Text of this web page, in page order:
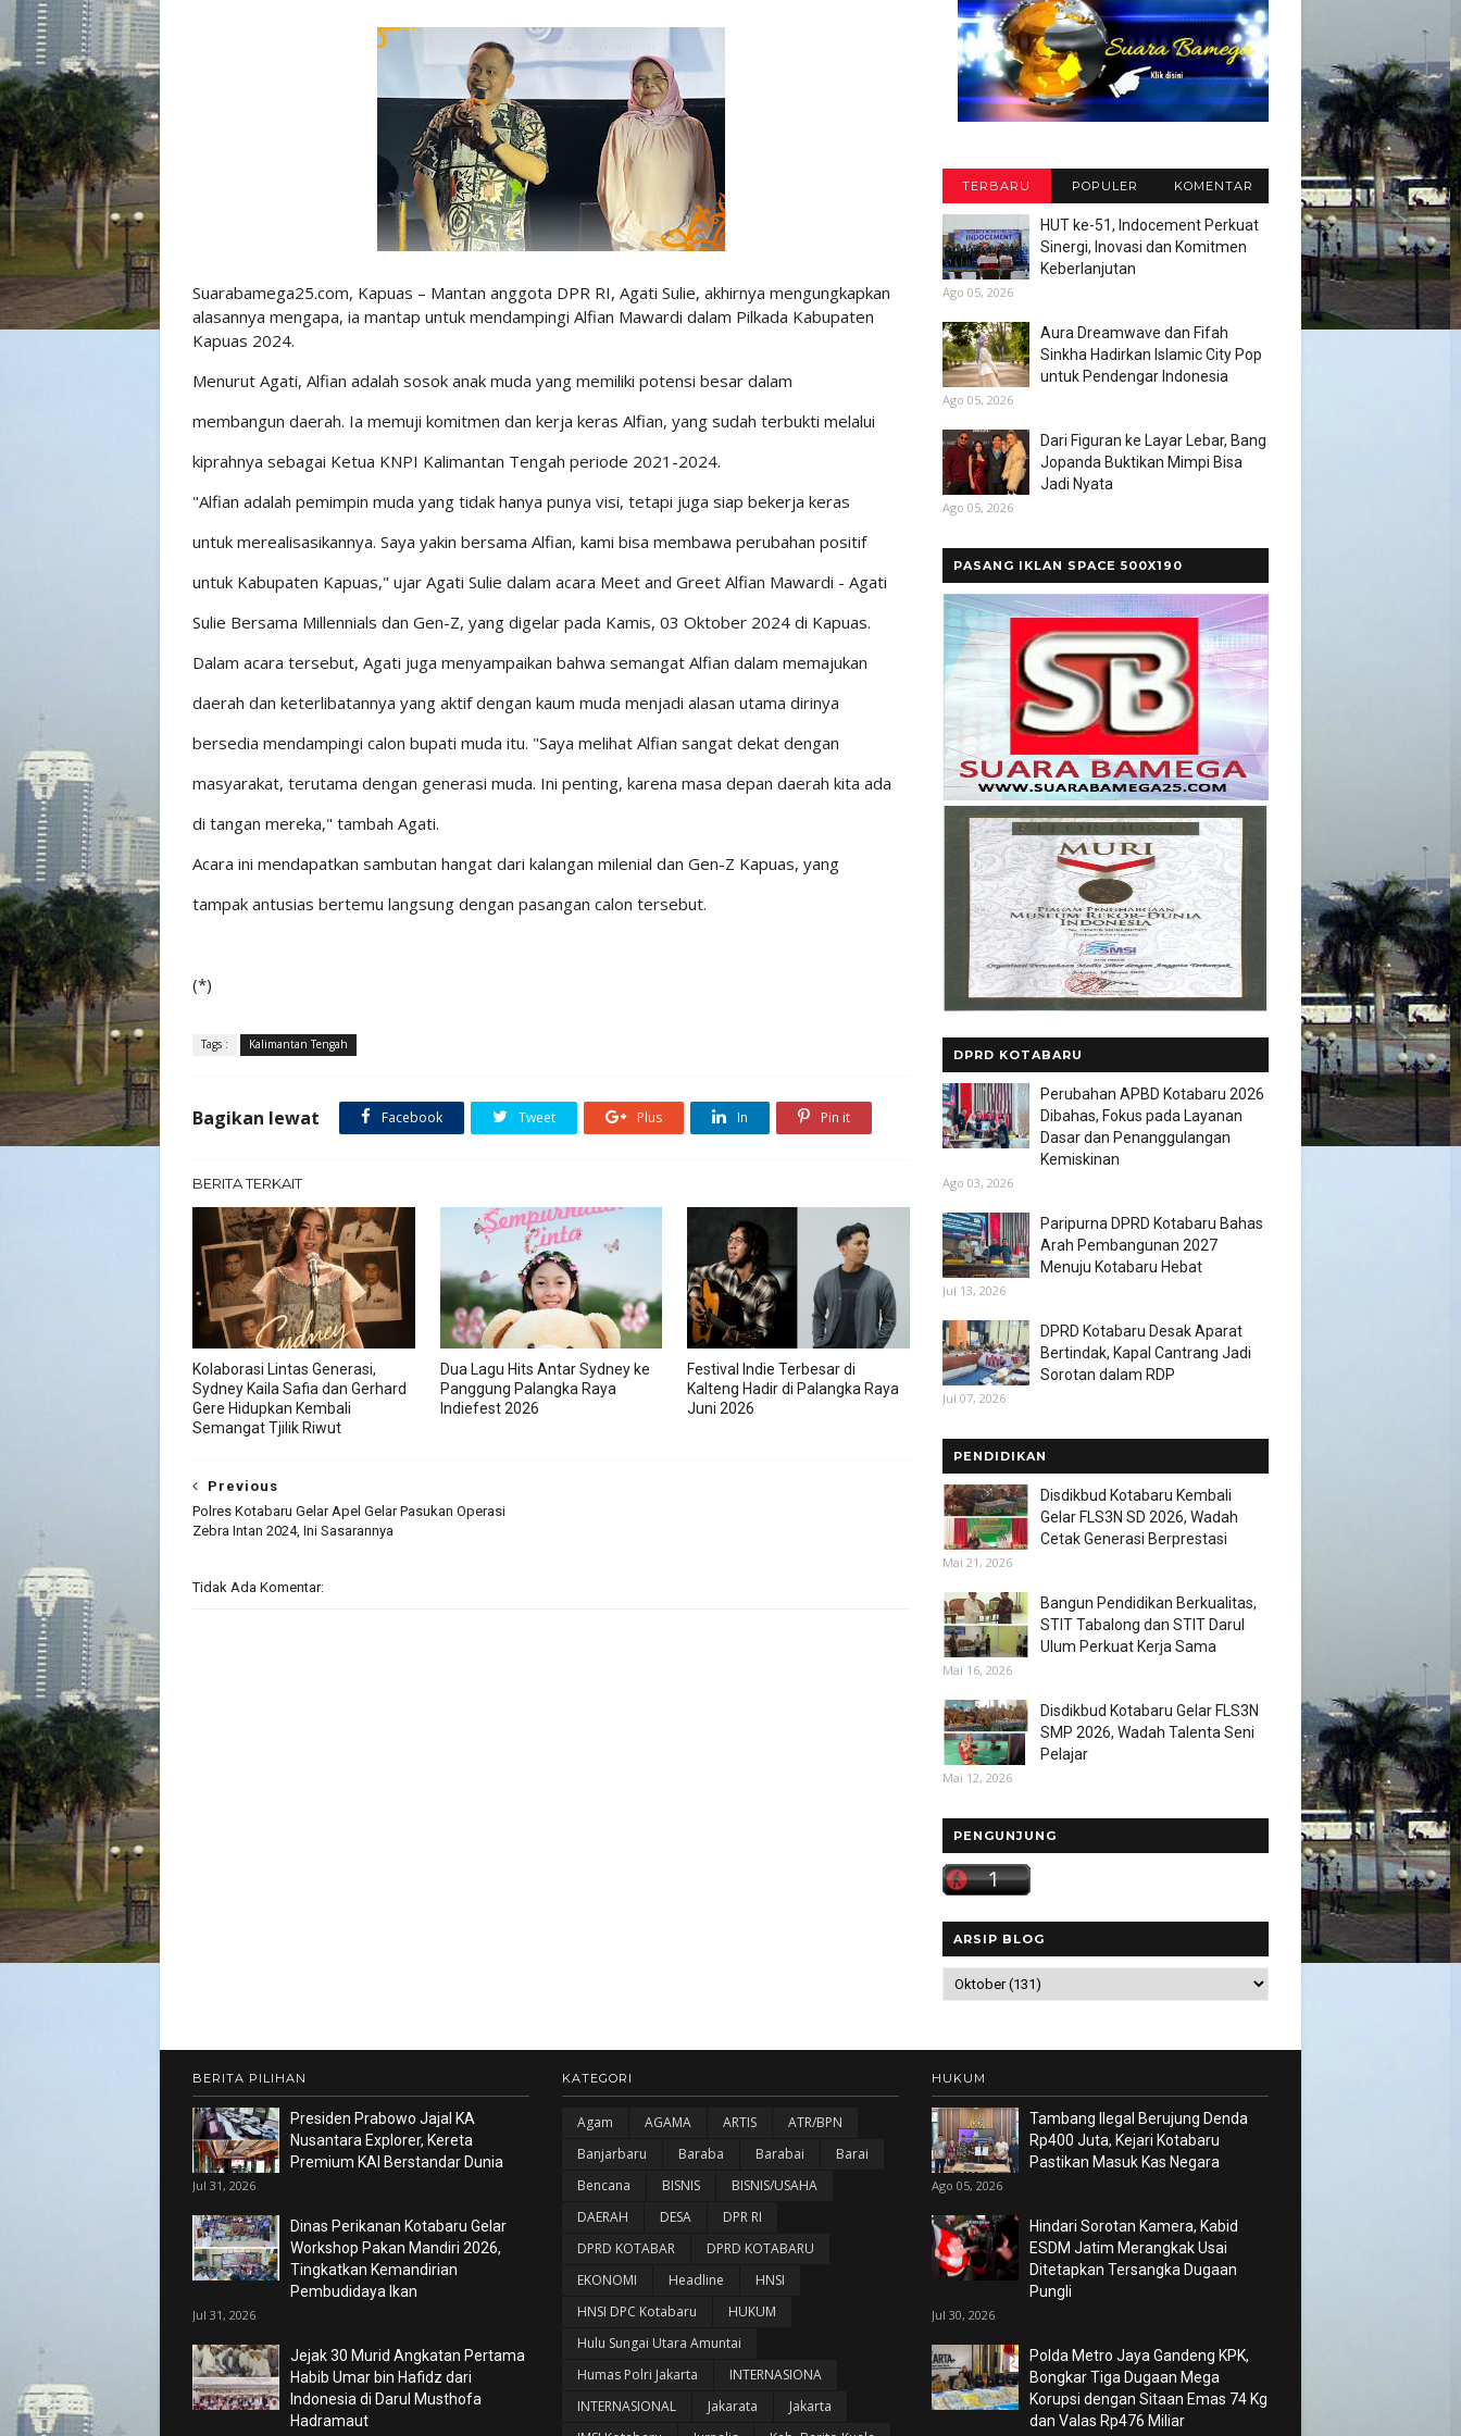
Suarabamega25.com, Kapuas – Mantan anggota DPR RI, Agati Sulie, akhirnya mengungkapkan
alasannya mengapa, ia mantap untuk mendampingi Alfian Mawardi dalam Pilkada Kabupaten
Kapuas 2024.
Menurut Agati, Alfian adalah sosok anak muda yang memiliki potensi besar dalam
membangun daerah. Ia memuji komitmen dan kerja keras Alfian, yang sudah terbukti melalui
kiprahnya sebagai Ketua KNPI Kalimantan Tengah periode 2021-2024.
"Alfian adalah pemimpin muda yang tidak hanya punya visi, tetapi juga siap bekerja keras
untuk merealisasikannya. Saya yakin bersama Alfian, kami bisa membawa perubahan positif
untuk Kabupaten Kapuas," ujar Agati Sulie dalam acara Meet and Greet Alfian Mawardi - Agati
Sulie Bersama Millennials dan Gen-Z, yang digelar pada Kamis, 03 Oktober 2024 di Kapuas.
Dalam acara tersebut, Agati juga menyampaikan bahwa semangat Alfian dalam memajukan
daerah dan keterlibatannya yang aktif dengan kaum muda menjadi alasan utama dirinya
bersedia mendampingi calon bupati muda itu. "Saya melihat Alfian sangat dekat dengan
masyarakat, terutama dengan generasi muda. Ini penting, karena masa depan daerah kita ada
di tangan mereka," tambah Agati.
Acara ini mendapatkan sambutan hangat dari kalangan milenial dan Gen-Z Kapuas, yang
tampak antusias bertemu langsung dengan pasangan calon tersebut.
(*)
Tags : Kalimantan Tengah
Bagikan lewat Facebook Tweet Plus In Pin it
BERITA TERKAIT
Kolaborasi Lintas Generasi,
Sydney Kaila Safia dan Gerhard
Gere Hidupkan Kembali
Semangat Tjilik Riwut
Dua Lagu Hits Antar Sydney ke
Panggung Palangka Raya
Indiefest 2026
Festival Indie Terbesar di
Kalteng Hadir di Palangka Raya
Juni 2026
Previous
Polres Kotabaru Gelar Apel Gelar Pasukan Operasi
Zebra Intan 2024, Ini Sasarannya
Tidak Ada Komentar:
TERBARU POPULER KOMENTAR
HUT ke-51, Indocement Perkuat
Sinergi, Inovasi dan Komitmen
Keberlanjutan
Ago 05, 2026
Aura Dreamwave dan Fifah
Sinkha Hadirkan Islamic City Pop
untuk Pendengar Indonesia
Ago 05, 2026
Dari Figuran ke Layar Lebar, Bang
Jopanda Buktikan Mimpi Bisa
Jadi Nyata
Ago 05, 2026
PASANG IKLAN SPACE 500X190
DPRD KOTABARU
Perubahan APBD Kotabaru 2026
Dibahas, Fokus pada Layanan
Dasar dan Penanggulangan
Kemiskinan
Ago 03, 2026
Paripurna DPRD Kotabaru Bahas
Arah Pembangunan 2027
Menuju Kotabaru Hebat
Jul 13, 2026
DPRD Kotabaru Desak Aparat
Bertindak, Kapal Cantrang Jadi
Sorotan dalam RDP
Jul 07, 2026
PENDIDIKAN
Disdikbud Kotabaru Kembali
Gelar FLS3N SD 2026, Wadah
Cetak Generasi Berprestasi
Mai 21, 2026
Bangun Pendidikan Berkualitas,
STIT Tabalong dan STIT Darul
Ulum Perkuat Kerja Sama
Mai 16, 2026
Disdikbud Kotabaru Gelar FLS3N
SMP 2026, Wadah Talenta Seni
Pelajar
Mai 12, 2026
PENGUNJUNG
ARSIP BLOG
BERITA PILIHAN
Presiden Prabowo Jajal KA
Nusantara Explorer, Kereta
Premium KAI Berstandar Dunia
Jul 31, 2026
Dinas Perikanan Kotabaru Gelar
Workshop Pakan Mandiri 2026,
Tingkatkan Kemandirian
Pembudidaya Ikan
Jul 31, 2026
Jejak 30 Murid Angkatan Pertama
Habib Umar bin Hafidz dari
Indonesia di Darul Musthofa
Hadramaut
KATEGORI
Agam AGAMA ARTIS
ATR/BPN
Banjarbaru
Baraba Barabai
Barai
Bencana
BISNIS
BISNIS/USAHA
DAERAH
DESA
DPR RI
DPRD KOTABAR
DPRD KOTABARU
EKONOMI
Headline
HNSI
HNSI DPC Kotabaru
HUKUM
Hulu Sungai Utara Amuntai
Humas Polri Jakarta
INTERNASIONA
INTERNASIONAL
Jakarata
Jakarta
HUKUM
Tambang Ilegal Berujung Denda
Rp400 Juta, Kejari Kotabaru
Pastikan Masuk Kas Negara
Ago 05, 2026
Hindari Sorotan Kamera, Kabid
ESDM Jatim Merangkak Usai
Ditetapkan Tersangka Dugaan
Pungli
Jul 30, 2026
Polda Metro Jaya Gandeng KPK,
Bongkar Tiga Dugaan Mega
Korupsi dengan Sitaan Emas 74 Kg
dan Valas Rp476 Miliar